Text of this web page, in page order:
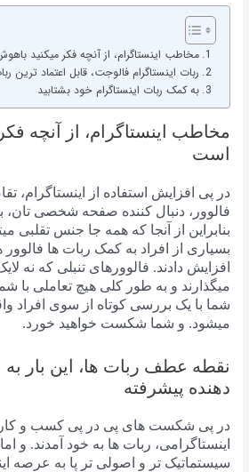
مخاطب اینستاگرام، از آنچه فکر میکنید
ربات اینستاگرام فالوجت، قابل اعتماد ترین
به کمک ربات اینستاگرام خود بشتابید
مخاطب اینستاگرام، از آنچه
است
در پی افزایش استفاده از اینستاگرام،
فالوور، دنبال کننده صفحه شخصی تان،
بنابراین از آنجا که همه جا جنس تقلبی
بسیاری از افراد به کمک ربات ها فالوور
افزایش دادند. فالوورهای تنبلی که نه
میگذارند و به طور کلی هیچ تعاملی با
شما با یک بررسی کوتاه از سوی افراد
میشود. و شما شکست خواهید خورد.
نقطه عطف ربات ها، این بار
دهنده پیشرفته
در پی شکست های پی در پی کسب و
اینستاگرامی، ربات ها به خود آمدند. و
سیستماتیک تر و اصولی تر پا به عرصه